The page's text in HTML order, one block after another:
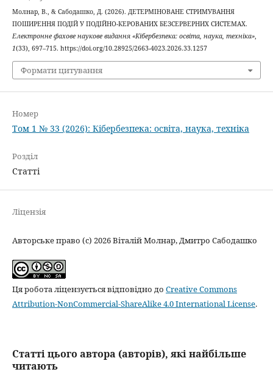
Молнар, В., & Сабодашко, Д. (2026). ДЕТЕРМІНОВАНЕ СТРИМУВАННЯ
ПОШИРЕННЯ ПОДІЙ У ПОДІЙНО-КЕРОВАНИХ БЕЗСЕРВЕРНИХ СИСТЕМАХ.
Електронне фахове наукове видання «Кібербезпека: освіта, наука, техніка»,
1(33), 697–715. https://doi.org/10.28925/2663-4023.2026.33.1257
Формати цитування
Номер
Том 1 № 33 (2026): Кібербезпека: освіта, наука, техніка
Розділ
Статті
Ліцензія
Авторське право (c) 2026 Віталій Молнар, Дмитро Сабодашко
Ця робота ліцензується відповідно до Creative Commons
Attribution-NonCommercial-ShareAlike 4.0 International License.
Статті цього автора (авторів), які найбільше
читають